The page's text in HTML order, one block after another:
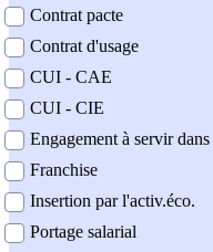
Contrat pacte
Contrat d'usage
CUI - CAE
CUI - CIE
Engagement à servir
Franchise
Insertion par l'activ.éco.
Portage salarial